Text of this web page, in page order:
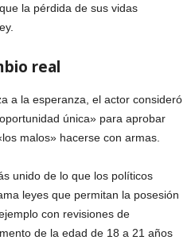
la pérdida de sus vidas
real
a la esperanza, el actor consideró
única» para aprobar
malos» hacerse con armas.
unido de lo que los políticos
leyes que permitan la posesión
con revisiones de
de la edad de 18 a 21 años